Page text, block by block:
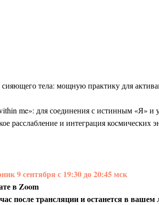
тела: мощную практику для
me»: для соединения с истинным «Я» и
расслабление и интеграция космических
9 сентября с 19:30 до 20:45 мск
в Zoom
после трансляции и останется в